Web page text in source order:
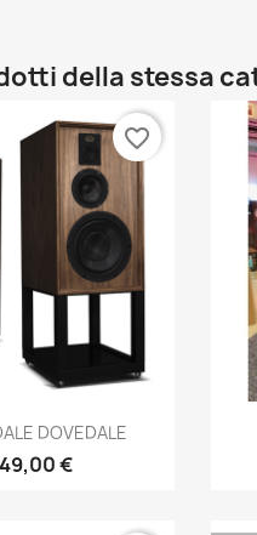
della stessa
DOVEDALE
€
favorite_border